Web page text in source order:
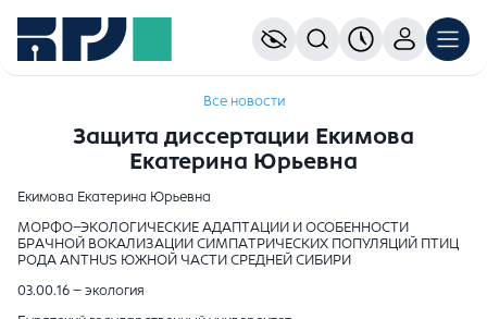
Все новости
Защита диссертации Екимова
Екатерина Юрьевна
Екимова Екатерина Юрьевна
МОРФО–ЭКОЛОГИЧЕСКИЕ АДАПТАЦИИ И ОСОБЕННОСТИ
БРАЧНОЙ ВОКАЛИЗАЦИИ СИМПАТРИЧЕСКИХ ПОПУЛЯЦИЙ ПТИЦ
РОДА ANTHUS ЮЖНОЙ ЧАСТИ СРЕДНЕЙ СИБИРИ
03.00.16 – экология